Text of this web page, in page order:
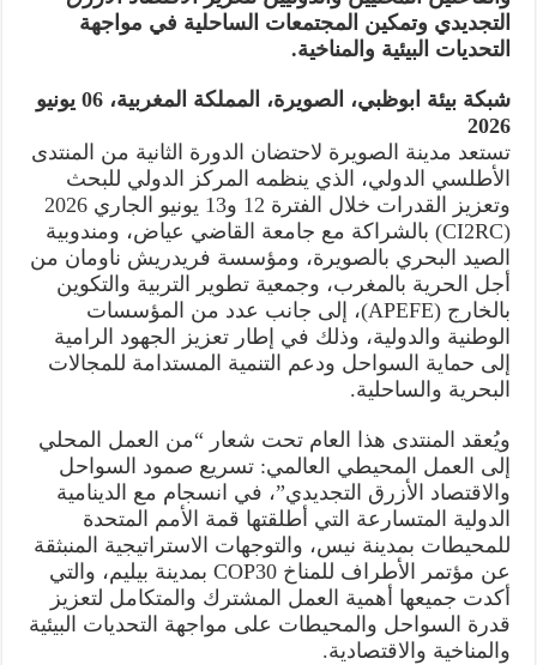
التجديدي وتمكين المجتمعات الساحلية في مواجهة
التحديات البيئية والمناخية.
شبكة بيئة ابوظبي، الصويرة، المملكة المغربية، 06 يونيو
2026
تستعد مدينة الصويرة لاحتضان الدورة الثانية من المنتدى
الأطلسي الدولي، الذي ينظمه المركز الدولي للبحث
وتعزيز القدرات خلال الفترة 12 و13 يونيو الجاري 2026
(CI2RC) بالشراكة مع جامعة القاضي عياض، ومندوبية
الصيد البحري بالصويرة، ومؤسسة فريدريش ناومان من
أجل الحرية بالمغرب، وجمعية تطوير التربية والتكوين
بالخارج (APEFE)، إلى جانب عدد من المؤسسات
الوطنية والدولية، وذلك في إطار تعزيز الجهود الرامية
إلى حماية السواحل ودعم التنمية المستدامة للمجالات
البحرية والساحلية.
ويُعقد المنتدى هذا العام تحت شعار “من العمل المحلي
إلى العمل المحيطي العالمي: تسريع صمود السواحل
والاقتصاد الأزرق التجديدي”، في انسجام مع الدينامية
الدولية المتسارعة التي أطلقتها قمة الأمم المتحدة
للمحيطات بمدينة نيس، والتوجهات الاستراتيجية المنبثقة
عن مؤتمر الأطراف للمناخ COP30 بمدينة بيليم، والتي
أكدت جميعها أهمية العمل المشترك والمتكامل لتعزيز
قدرة السواحل والمحيطات على مواجهة التحديات البيئية
والمناخية والاقتصادية.